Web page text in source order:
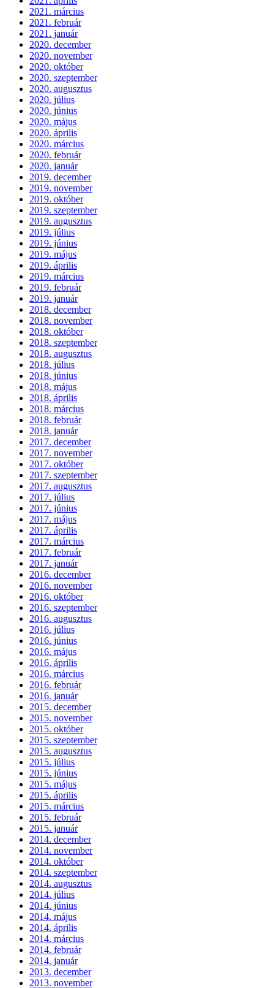
2021. március
2021. február
2021. január
2020. december
2020. november
2020. október
2020. szeptember
2020. augusztus
2020. július
2020. június
2020. május
2020. április
2020. március
2020. február
2020. január
2019. december
2019. november
2019. október
2019. szeptember
2019. augusztus
2019. július
2019. június
2019. május
2019. április
2019. március
2019. február
2019. január
2018. december
2018. november
2018. október
2018. szeptember
2018. augusztus
2018. július
2018. június
2018. május
2018. április
2018. március
2018. február
2018. január
2017. december
2017. november
2017. október
2017. szeptember
2017. augusztus
2017. július
2017. június
2017. május
2017. április
2017. március
2017. február
2017. január
2016. december
2016. november
2016. október
2016. szeptember
2016. augusztus
2016. július
2016. június
2016. május
2016. április
2016. március
2016. február
2016. január
2015. december
2015. november
2015. október
2015. szeptember
2015. augusztus
2015. július
2015. június
2015. május
2015. április
2015. március
2015. február
2015. január
2014. december
2014. november
2014. október
2014. szeptember
2014. augusztus
2014. július
2014. június
2014. május
2014. április
2014. március
2014. február
2014. január
2013. december
2013. november